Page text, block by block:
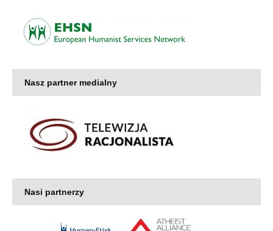
Nasz partner medialny
Nasi partnerzy